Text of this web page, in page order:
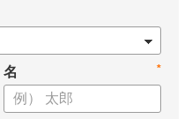
*
名